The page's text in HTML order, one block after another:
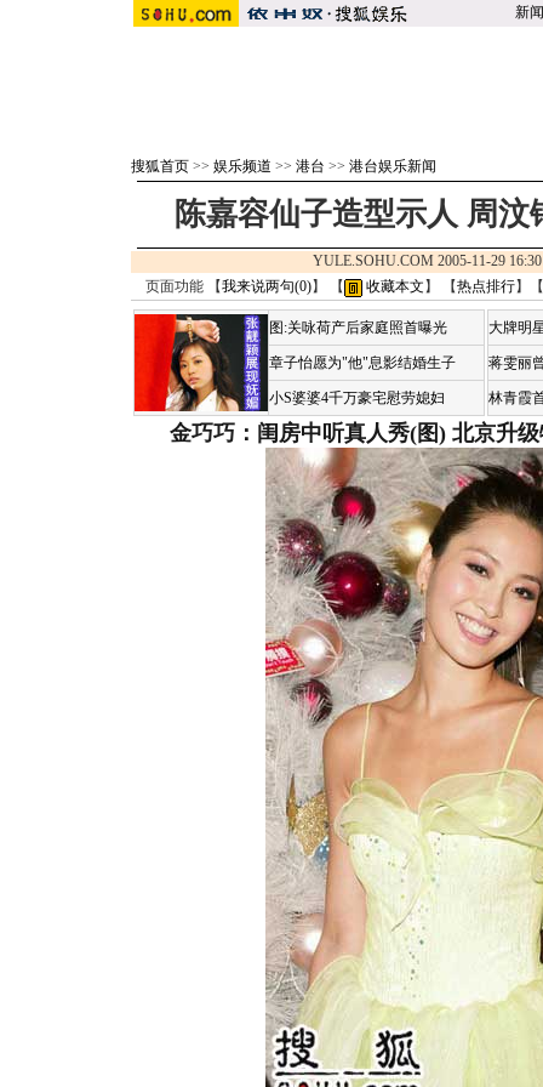
新闻
搜狐首页 >> 娱乐频道 >> 港台 >> 港台娱乐新闻
陈嘉容仙子造型示人 周
YULE.SOHU.COM 2005-11-29
页面功能 【我来说两句(0)】 【 收藏本文 】 【热点排行】【
图:关咏荷产后家庭照首曝光
章子怡愿为"他"息影结婚生子
小S婆婆4千万豪宅慰劳媳妇
大牌明
蒋雯丽
林青霞
金巧巧：闺房中听真人秀(图) 北京升